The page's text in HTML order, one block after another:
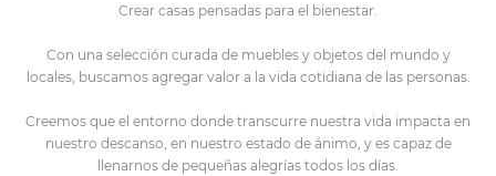
Crear casas pensadas para el bienestar.
Con una selección curada de muebles y objetos del mundo y
locales, buscamos agregar valor a la vida cotidiana de las personas.
Creemos que el entorno donde transcurre nuestra vida impacta en
nuestro descanso, en nuestro estado de ánimo, y es capaz de
llenarnos de pequeñas alegrías todos los días.